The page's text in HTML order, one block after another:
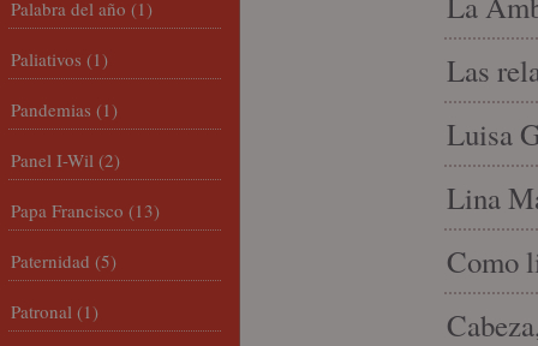
Las
Luisa
Lina
Como
Palabra del año (1)
Paliativos (1)
Pandemias (1)
Panel I-Wil (2)
Papa Francisco (13)
Paternidad (5)
Patronal (1)